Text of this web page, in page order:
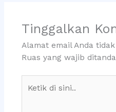
Tinggalkan
Alamat email Anda
Ruas yang wajib